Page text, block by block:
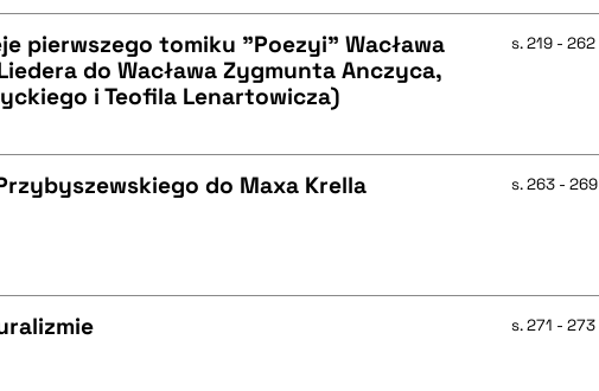
pierwszego tomiku "Poezyi" Wacława
do Wacława Zygmunta Anczyca,
i Teofila Lenartowicza)
s. 219 - 262
do Maxa Krella s. 263 - 269
s. 271 - 273